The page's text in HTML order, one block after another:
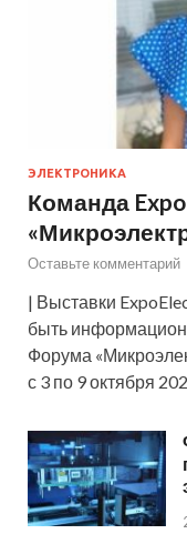
ЭЛЕКТРОНИКА
Команда
Оставьте комментарий
| Выставки
быть
Форума
с 3 по 9 октября